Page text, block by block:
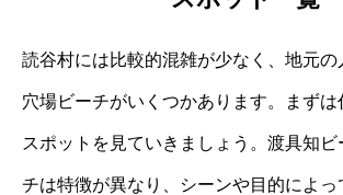
読谷村には比較的混雑が少なく、地元の
穴場ビーチがいくつかあります。まず
スポットを見ていきましょう。渡具知
チは特徴が異なり、シーンや目的によっ